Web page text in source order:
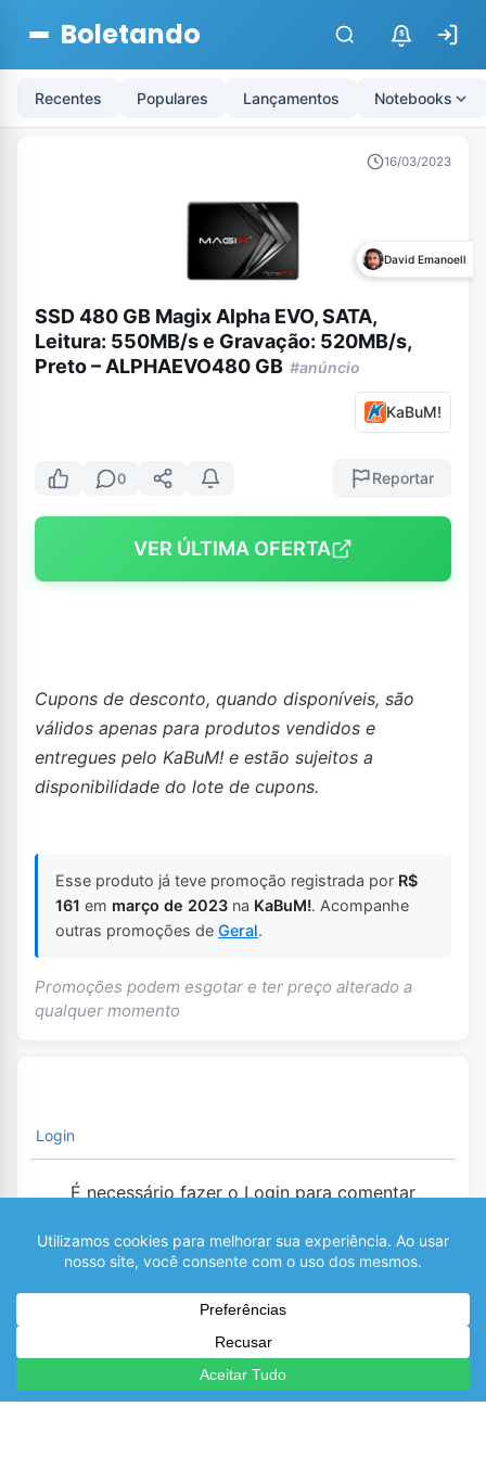
Boletando $
Recentes Populares Lançamentos Notebooks
16/03/2023
David Emanoell
SSD 480 GB Magix Alpha EVO, SATA,
Leitura: 550MB/s e Gravação: 520MB/s,
Preto – ALPHAEVO480 GB #anúncio
KaBuM!
0 Reportar
VER ÚLTIMA OFERTA
Cupons de desconto, quando disponíveis, são
válidos apenas para produtos vendidos e
entregues pelo KaBuM! e estão sujeitos a
disponibilidade do lote de cupons.
Esse produto já teve promoção registrada por R$
161 em março de 2023 na KaBuM!. Acompanhe
outras promoções de Geral.
Promoções podem esgotar e ter preço alterado a
qualquer momento
Login
É necessário fazer o Login para comentar
0 COMENTÁRIOS